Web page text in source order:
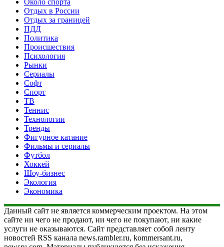
Отдых в России
Отдых за границей
ПДД
Политика
Происшествия
Психология
Рынки
Сериалы
Софт
Спорт
ТВ
Теннис
Технологии
Тренды
Фигурное катание
Фильмы и сериалы
Футбол
Хоккей
Шоу-бизнес
Экология
Экономика
Данный сайт не является коммерческим проектом. На этом
сайте ни чего не продают, ни чего не покупают, ни какие
услуги не оказываются. Сайт представляет собой ленту
новостей RSS канала news.rambler.ru, kommersant.ru,